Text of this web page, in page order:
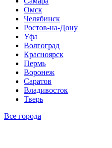
Омск
Челябинск
Ростов-на-Дону
Уфа
Волгоград
Красноярск
Пермь
Воронеж
Саратов
Владивосток
Тверь
Все города